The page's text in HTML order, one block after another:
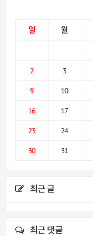
일 월
2
3
9
10
16
17
23
24
30
31
최근 글
최근 댓글